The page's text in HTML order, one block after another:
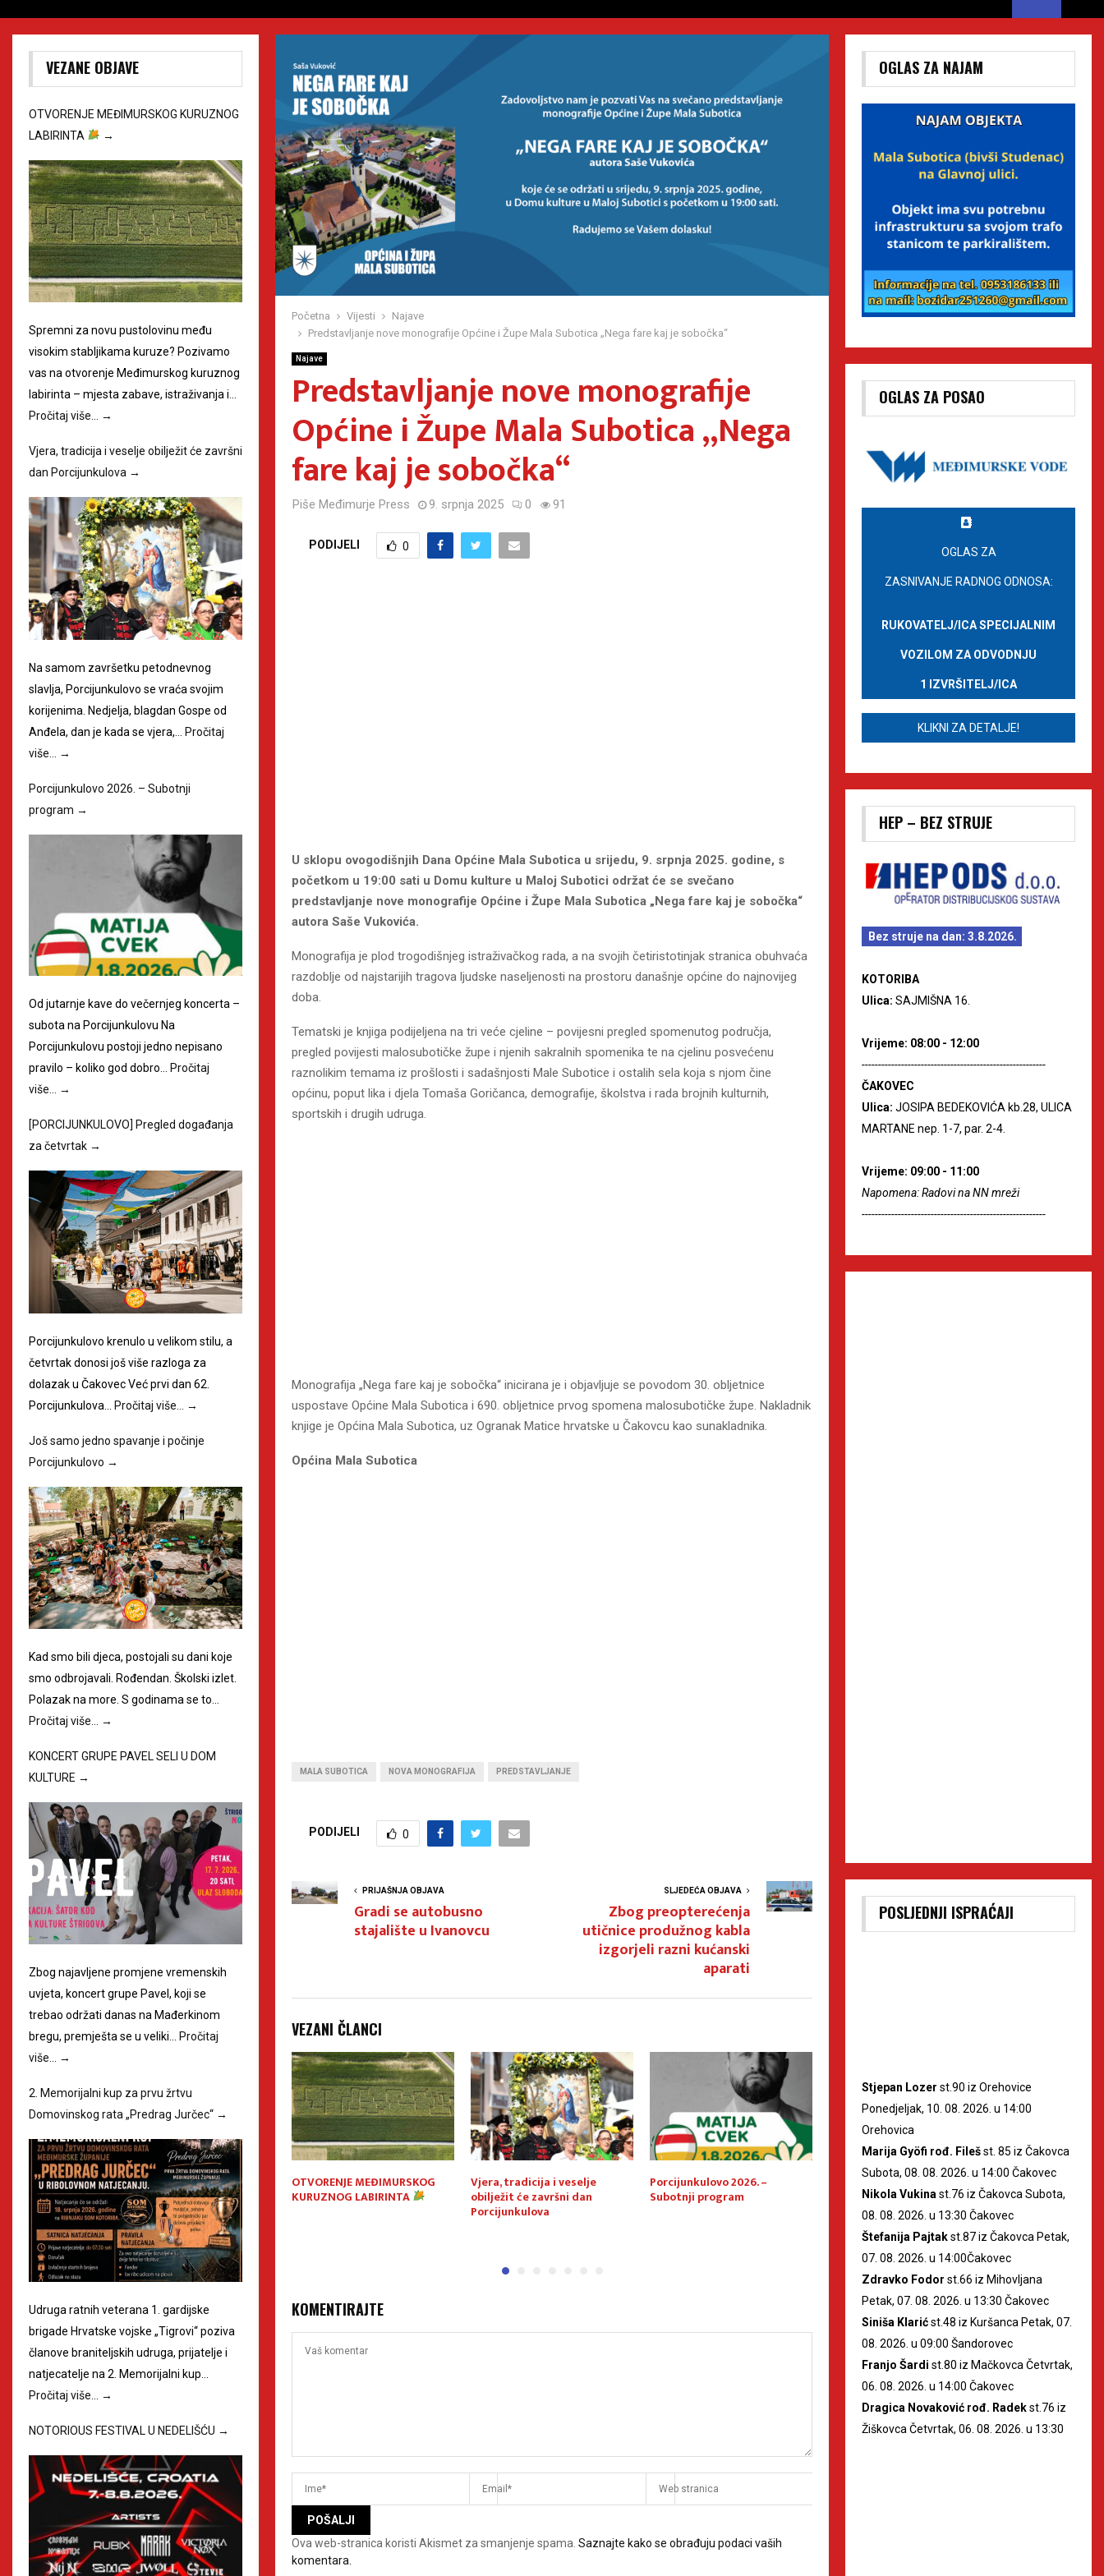
Početna Vijesti
Najave
Predstavljanje nove monografije Općine i Župe Mala Subotica „Nega fare kaj je sobočka“
Najave
Predstavljanje nove monografije
Općine i Župe Mala Subotica „Nega
fare kaj je sobočka“
Piše Međimurje Press 9. srpnja 2025 0 91
PODIJELI 0
U sklopu ovogodišnjih Dana Općine Mala Subotica u srijedu, 9. srpnja 2025. godine, s
početkom u 19:00 sati u Domu kulture u Maloj Subotici održat će se svečano
predstavljanje nove monografije Općine i Župe Mala Subotica „Nega fare kaj je sobočka“
autora Saše Vukovića.
Monografija je plod trogodišnjeg istraživačkog rada, a na svojih četiristotinjak stranica obuhvaća
razdoblje od najstarijih tragova ljudske naseljenosti na prostoru današnje općine do najnovijeg
doba.
Tematski je knjiga podijeljena na tri veće cjeline – povijesni pregled spomenutog područja,
pregled povijesti malosubotičke župe i njenih sakralnih spomenika te na cjelinu posvećenu
raznolikim temama iz prošlosti i sadašnjosti Male Subotice i ostalih sela koja s njom čine
općinu, poput lika i djela Tomaša Goričanca, demografije, školstva i rada brojnih kulturnih,
sportskih i drugih udruga.
Monografija „Nega fare kaj je sobočka“ inicirana je i objavljuje se povodom 30. obljetnice
uspostave Općine Mala Subotica i 690. obljetnice prvog spomena malosubotičke župe. Nakladnik
knjige je Općina Mala Subotica, uz Ogranak Matice hrvatske u Čakovcu kao sunakladnika.
Općina Mala Subotica
MALA SUBOTICA NOVA MONOGRAFIJA PREDSTAVLJANJE
PODIJELI 0
PRIJAŠNJA OBJAVA
Gradi se autobusno
stajalište u Ivanovcu
SLJEDEĆA OBJAVA
Zbog preopterećenja
utičnice produžnog kabla
izgorjeli razni kućanski
aparati
VEZANI ČLANCI
u Humani
činite dobro
“Vanovsko proščeje” OTVORENJE MEĐIMURSKOG
KURUZNOG LABIRINTA
Vjera, tradicija i veselje
obilježit će završni dan
Porcijunkulova
Porcijunkulovo 2026. –
Subotnji program
[PORCIJUNKULOVO] Pregled
događanja za četvrtak
Još samo jedno
počinje
KOMENTIRAJTE
Ova web-stranica koristi Akismet za smanjenje spama. Saznajte kako se obrađuju podaci vaših
komentara.
VEZANE OBJAVE
OTVORENJE MEĐIMURSKOG KURUZNOG
LABIRINTA
→
Spremni za novu pustolovinu među
visokim stabljikama kuruze? Pozivamo
vas na otvorenje Međimurskog kuruznog
labirinta – mjesta zabave, istraživanja i…
Pročitaj više… →
Vjera, tradicija i veselje obilježit će završni
dan Porcijunkulova →
Na samom završetku petodnevnog
slavlja, Porcijunkulovo se vraća svojim
korijenima. Nedjelja, blagdan Gospe od
Anđela, dan je kada se vjera,…
Pročitaj
više…
→
Porcijunkulovo 2026. – Subotnji
program →
Od jutarnje kave do večernjeg koncerta –
subota na Porcijunkulovu Na
Porcijunkulovu postoji jedno nepisano
pravilo – koliko god dobro… Pročitaj
više… →
[PORCIJUNKULOVO] Pregled događanja
za četvrtak →
Porcijunkulovo krenulo u velikom stilu, a
četvrtak donosi još više razloga za
dolazak u Čakovec Već prvi dan 62.
Porcijunkulova…
Pročitaj više… →
Još samo jedno spavanje i počinje
Porcijunkulovo →
Kad smo bili djeca, postojali su dani koje
smo odbrojavali. Rođendan. Školski izlet.
Polazak na more. S godinama se to…
Pročitaj više…
→
KONCERT GRUPE PAVEL SELI U DOM
KULTURE →
Zbog najavljene promjene vremenskih
uvjeta, koncert grupe Pavel, koji se
trebao održati danas na Mađerkinom
bregu, premješta se u veliki… Pročitaj
više… →
2. Memorijalni kup za prvu žrtvu
Domovinskog rata „Predrag Jurčec“ →
Udruga ratnih veterana 1. gardijske
brigade Hrvatske vojske „Tigrovi“ poziva
članove braniteljskih udruga, prijatelje i
natjecatelje na 2. Memorijalni kup…
Pročitaj više…
→
NOTORIOUS FESTIVAL U NEDELIŠĆU →
OGLAS ZA NAJAM
OGLAS ZA POSAO
OGLAS ZA
ZASNIVANJE RADNOG ODNOSA:
RUKOVATELJ/ICA SPECIJALNIM
VOZILOM ZA ODVODNJU
1 IZVRŠITELJ/ICA
KLIKNI ZA DETALJE!
HEP – BEZ STRUJE
Bez struje na dan: 3.8.2026.
KOTORIBA
Ulica: SAJMIŠNA 16.
Vrijeme: 08:00 - 12:00
--------------------------------------------------------
ČAKOVEC
Ulica: JOSIPA BEDEKOVIĆA kb.28, ULICA
MARTANE nep. 1-7, par. 2-4.
Vrijeme: 09:00 - 11:00
Napomena: Radovi na NN mreži
--------------------------------------------------------
POSLJEDNJI ISPRAĆAJI
Stjepan Lozer st.90 iz Orehovice
Ponedjeljak, 10. 08. 2026. u 14:00
Orehovica
Marija Gyöfi rođ. Filešst. 85 iz Čakovca
Subota, 08. 08. 2026. u 14:00 Čakovec
Nikola Vukina st.76 iz Čakovca Subota,
08. 08. 2026. u 13:30 Čakovec
Štefanija Pajtakst.87 iz Čakovca Petak,
07. 08. 2026. u 14:00Čakovec
Zdravko Fodor st.66 iz Mihovljana
Petak, 07. 08. 2026. u 13:30 Čakovec
Siniša Klarićst.48 iz Kuršanca Petak, 07.
08. 2026. u 09:00 Šandorovec
Franjo Šardi st.80 iz Mačkovca Četvrtak,
06. 08. 2026. u 14:00 Čakovec
Dragica Novaković rođ. Radekst.76 iz
Žiškovca Četvrtak, 06. 08. 2026. u 13:30